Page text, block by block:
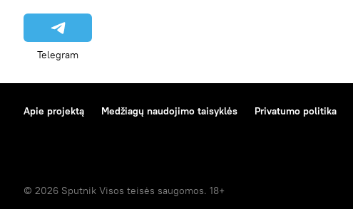
Telegram
Apie projektą Medžiagų naudojimo taisyklės Privatumo politika
© 2026 Sputnik Visos teisės saugomos. 18+